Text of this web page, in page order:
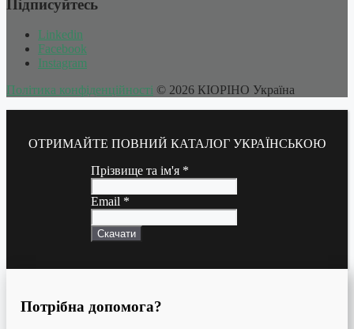
Підписуйтесь
Linkedin
Facebook
Instagram
Політика конфіденційності © 2026 КІОРІНО Україна
ОТРИМАЙТЕ ПОВНИЙ КАТАЛОГ УКРАЇНСЬКОЮ
Прізвище та ім'я *
Email *
Скачати
Потрібна допомога?